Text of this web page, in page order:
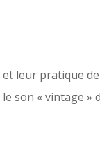
leur pratique
son « vintage »